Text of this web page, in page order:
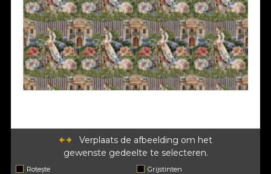
Verplaats de afbeelding om het
gewenste gedeelte te selecteren.
Rotește
Grijstinten